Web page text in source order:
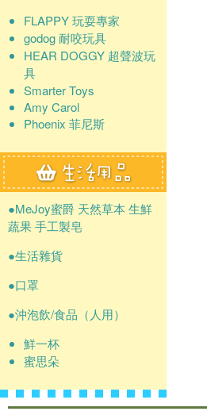
FLAPPY 玩耍專家
godog 耐咬玩具
HEAR DOGGY 超聲波玩
具
Smarter Toys
Amy Carol
Phoenix 菲尼斯
●MeJoy蜜爵 天然草本 生鮮
蔬果 手工製皂
●生活雜貨
●口罩
●沖泡飲/食品（人用）
鮮一杯
蜜思朵